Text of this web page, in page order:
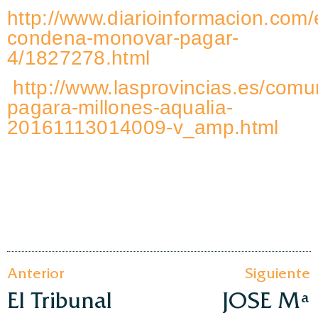
http://
condena-monovar-pagar-
4/1827278.html
http://www.lasprovincias.es/
pagara-millones-aqualia-
20161113014009-v_amp.html
Anterior
El Tribunal
Siguiente
JOSE Mª